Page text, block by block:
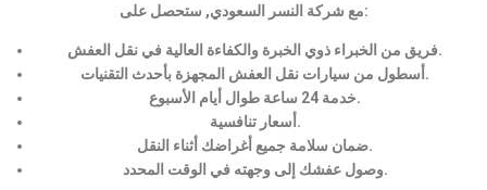
مع شركة النسر السعودي, ستحصل على:
فريق من الخبراء ذوي الخبرة والكفاءة العالية في نقل العفش.
أسطول من سيارات نقل العفش المجهزة بأحدث التقنيات.
خدمة 24 ساعة طوال أيام الأسبوع.
أسعار تنافسية.
ضمان سلامة جميع أغراضك أثناء النقل.
وصول عفشك إلى وجهته في الوقت المحدد.